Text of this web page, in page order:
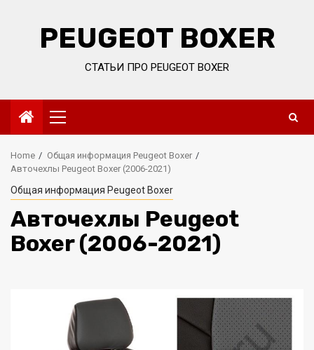
PEUGEOT BOXER
СТАТЬИ ПРО PEUGEOT BOXER
Primary
Menu
Home
Общая информация Peugeot Boxer
Авточехлы Peugeot Boxer (2006-2021)
Общая информация Peugeot Boxer
Авточехлы Peugeot
Boxer (2006-2021)